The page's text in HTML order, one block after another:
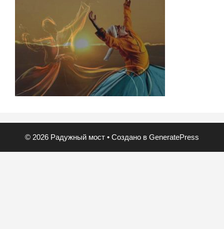
© 2026 Радужный мост • Создано в GeneratePress